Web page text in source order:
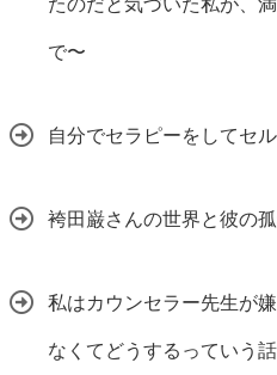
たのだと気づいた私が、
で〜
自分でセラピーをしてセ
袴田巌さんの世界と彼の
私はカウンセラー先生が
なくてどうするっていう